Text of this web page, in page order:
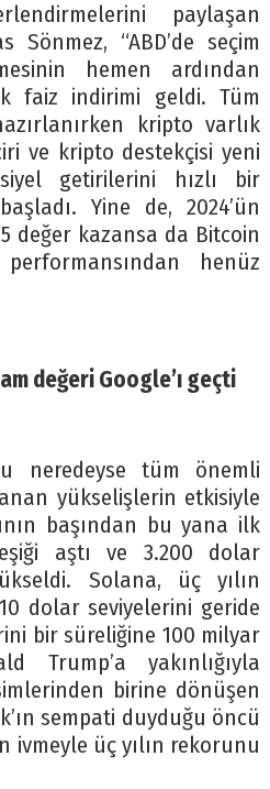
paylaşan
Sönmez, “ABD’de seçim
hemen ardından
faiz indirimi geldi. Tüm
kripto varlık
ve kripto destekçisi yeni
getirilerini hızlı bir
Yine de, 2024’ün
değer kazansa da Bitcoin
henüz
değeri Google’ı geçti
neredeyse tüm önemli
yükselişlerin etkisiyle
başından bu yana ilk
aştı ve 3.200 dolar
Solana, üç yılın
dolar seviyelerini geride
bir süreliğine 100 milyar
Trump’a yakınlığıyla
birine dönüşen
sempati duyduğu öncü
ivmeyle üç yılın rekorunu